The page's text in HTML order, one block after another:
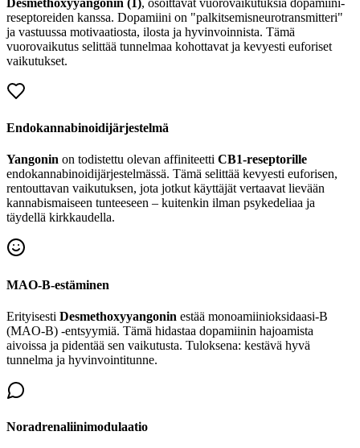
Desmethoxyyangonin (1), osoittavat vuorovaikutuksia dopamiini-
reseptoreiden kanssa. Dopamiini on "palkitsemisneurotransmitteri"
ja vastuussa motivaatiosta, ilosta ja hyvinvoinnista. Tämä
vuorovaikutus selittää tunnelmaa kohottavat ja kevyesti euforiset
vaikutukset.
Endokannabinoidijärjestelmä
Yangonin on todistettu olevan affiniteetti CB1-reseptorille
endokannabinoidijärjestelmässä. Tämä selittää kevyesti euforisen,
rentouttavan vaikutuksen, jota jotkut käyttäjät vertaavat lievään
kannabismaiseen tunteeseen – kuitenkin ilman psykedeliaa ja
täydellä kirkkaudella.
MAO-B-estäminen
Erityisesti Desmethoxyyangonin estää monoamiinioksidaasi-B
(MAO-B) -entsyymiä. Tämä hidastaa dopamiinin hajoamista
aivoissa ja pidentää sen vaikutusta. Tuloksena: kestävä hyvä
tunnelma ja hyvinvointitunne.
Noradrenaliinimodulaatio